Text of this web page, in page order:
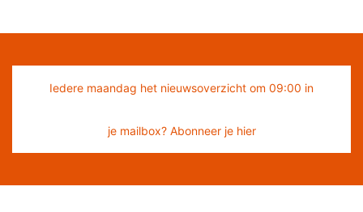
Iedere maandag het nieuwsoverzicht om 09:00 in
je mailbox? Abonneer je hier